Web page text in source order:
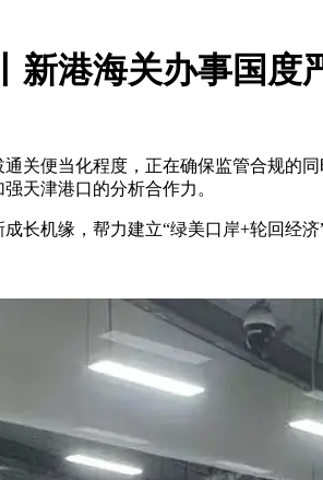
新港海关办事国度
便当化程度，正在确保监管合规的
天津港口的分析合作力。
机缘，帮力建立“绿美口岸+轮回经济